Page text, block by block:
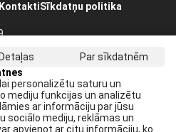
KontaktiSīkdatņu politika
pastā:
Pieteikties
Detaļas
Par sīkdatnēm
personalizētu saturu un
mediju funkcijas un analizētu
ar informāciju par jūsu
sociālo mediju, reklāmas un
apvienot ar citu informāciju, ko